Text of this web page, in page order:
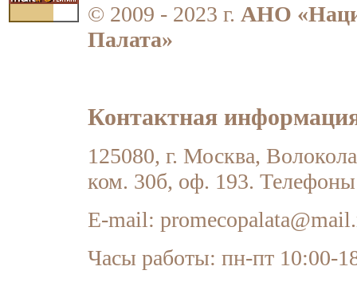
© 2009 - 2023 г. АНО
Палата»
Контактная
125080, г. Москва,
ком. 30б, оф. 193.
E-mail:
Часы работы: пн-пт 10:00-